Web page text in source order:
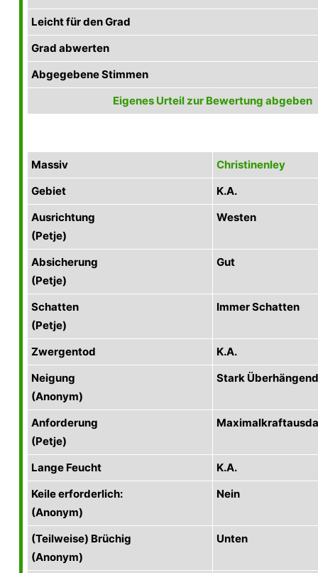
Leicht für den Grad
Grad abwerten
Abgegebene Stimmen
Eigenes Urteil zur Bewertung abgeben
Massiv
Christinenley
Gebiet
K.A.
Ausrichtung
(Petje)
Westen
Absicherung
(Petje)
Gut
Schatten
(Petje)
Immer Schatten
Zwergentod
K.A.
Neigung
(Anonym)
Stark Überhängend
Anforderung
(Petje)
Lange Feucht
K.A.
Keile erforderlich:
(Anonym)
Nein
(Teilweise) Brüchig
(Anonym)
Unten